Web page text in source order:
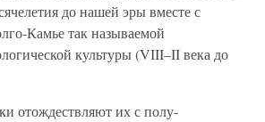
до нашей эры вместе с
Камье так называемой
культуры (VIII–II века до
отождествляют их с полу-